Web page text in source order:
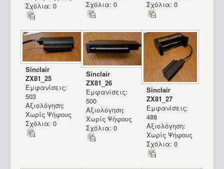
Σχόλια: 0
Σχόλια: 0
Σχόλια: 0
Sinclair
ZX81_25
Εμφανίσεις:
503
Αξιολόγηση:
Χωρίς Ψήφους
Σχόλια: 0
Sinclair
ZX81_26
Εμφανίσεις:
500
Αξιολόγηση:
Χωρίς Ψήφους
Σχόλια: 0
Sinclair
ZX81_27
Εμφανίσεις:
488
Αξιολόγηση:
Χωρίς Ψήφους
Σχόλια: 0